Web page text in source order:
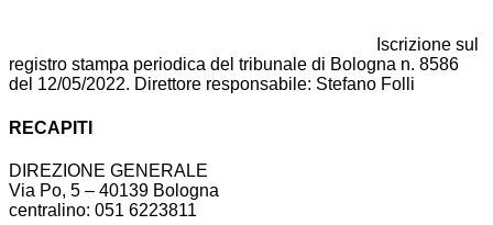
Iscrizione sul
registro stampa periodica del tribunale di Bologna n. 8586
del 12/05/2022. Direttore responsabile: Stefano Folli
RECAPITI
DIREZIONE GENERALE
Via Po, 5 – 40139 Bologna
centralino: 051 6223811